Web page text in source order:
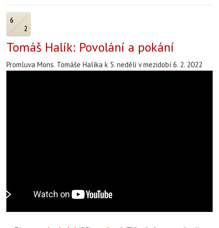
6
2
Tomáš Halík: Povolání a pokání
Promluva Mons. Tomáše Halíka k 5. neděli v mezidobí 6. 2. 2022